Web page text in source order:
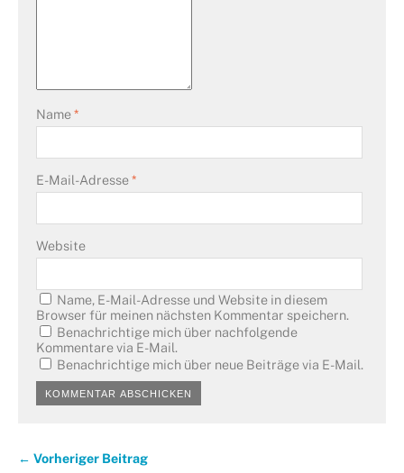
Name*
E-Mail-Adresse*
Website
Name, E-Mail-Adresse und Website in diesem
Browser für meinen nächsten Kommentar speichern.
Benachrichtige mich über nachfolgende
Kommentare via E-Mail.
Benachrichtige mich über neue Beiträge via E-Mail.
← Vorheriger Beitrag